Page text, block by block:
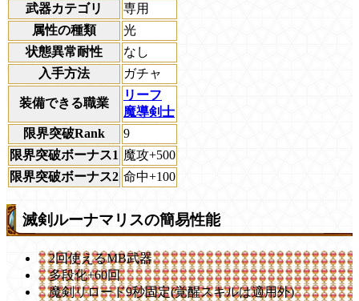
武器カテゴリ
専用
属性の種類
光
状態異常耐性
なし
入手方法
ガチャ
装備できる職業
リーフ
魔導剣士
限界突破Rank
9
限界突破ボーナス1 魔攻+500
限界突破ボーナス2 命中+100
滅剣ルーナマリスの簡易性能
2回使えるMB武器
多段化+60回
魔剣リロード9秒固定(覚醒スキルは適用外)